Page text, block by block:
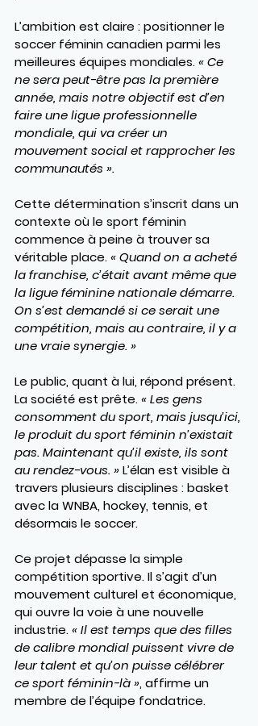
L’ambition est claire : positionner le
soccer féminin canadien parmi les
meilleures équipes mondiales. « Ce
ne sera peut-être pas la première
année, mais notre objectif est d’en
faire une ligue professionnelle
mondiale, qui va créer un
mouvement social et rapprocher les
communautés ».
Cette détermination s’inscrit dans un
contexte où le sport féminin
commence à peine à trouver sa
véritable place. « Quand on a acheté
la franchise, c’était avant même que
la ligue féminine nationale démarre.
On s’est demandé si ce serait une
compétition, mais au contraire, il y a
une vraie synergie. »
Le public, quant à lui, répond présent.
La société est prête. « Les gens
consomment du sport, mais jusqu’ici,
le produit du sport féminin n’existait
pas. Maintenant qu’il existe, ils sont
au rendez-vous. » L’élan est visible à
travers plusieurs disciplines : basket
avec la WNBA, hockey, tennis, et
désormais le soccer.
Ce projet dépasse la simple
compétition sportive. Il s’agit d’un
mouvement culturel et économique,
qui ouvre la voie à une nouvelle
industrie. « Il est temps que des filles
de calibre mondial puissent vivre de
leur talent et qu’on puisse célébrer
ce sport féminin-là », affirme un
membre de l’équipe fondatrice.